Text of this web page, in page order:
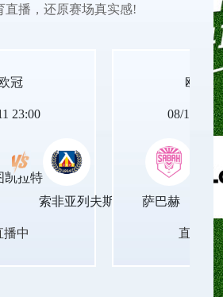
直播，还原赛场真实感!
冠
23:00
凯拉特
索非亚列夫斯基
播中
欧冠
08/12
萨巴赫
直播中